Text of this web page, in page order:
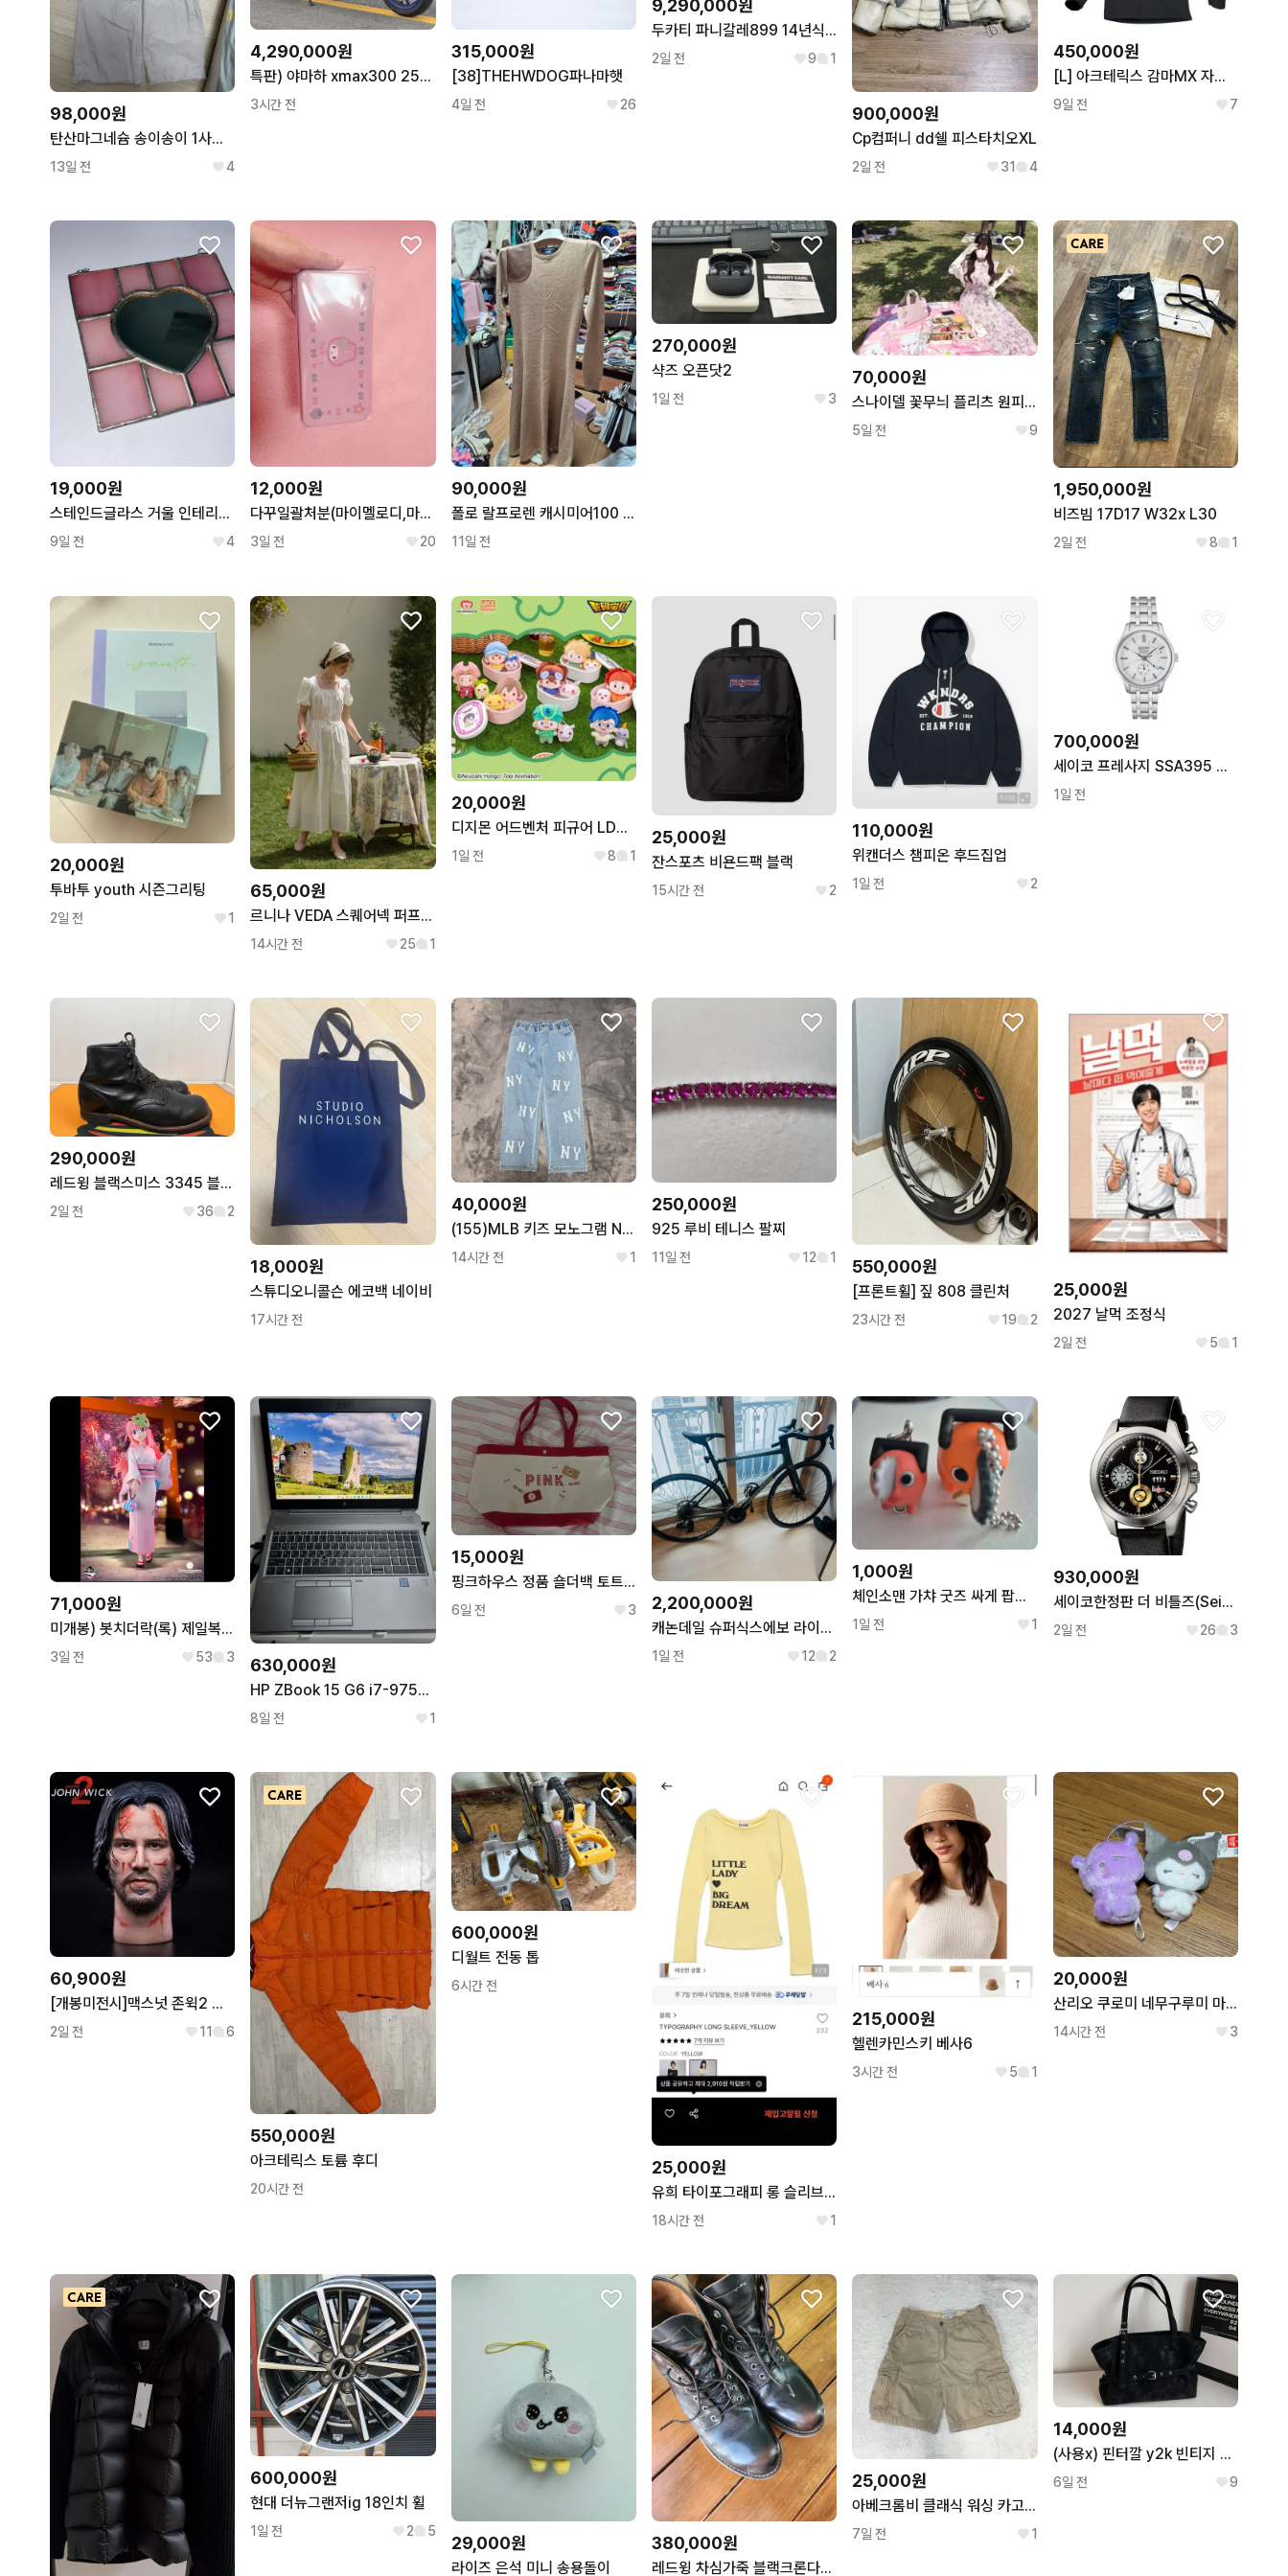
98,000원
탄산마그네슘 송이송이 1사이즈 카고팬츠
13일 전 4
4,290,000원
특판) 야마하 xmax300 25년 3만 배달셋팅 저렴하게 판매합니다
3시간 전
315,000원
[38]THEHWDOG파나마햇
4일 전 26
9,290,000원
두카티 파니갈레899 14년식 올 경정비 완료 차량 판매합니다
2일 전 9 1
900,000원
Cp컴퍼니 dd쉘 피스타치오XL
2일 전 31 4
450,000원
[L] 아크테릭스 감마MX 자켓 블랙 판매합니다
9일 전 7
19,000원
스테인드글라스 거울 인테리어 소품
9일 전 4
12,000원
다꾸일괄처분(마이멜로디,마멜,키티,산리오,필통,파우치,씰스티커,마테
3일 전 20
90,000원
폴로 랄프로렌 캐시미어100 니트 원피스 베이지
11일 전
270,000원
샥즈 오픈닷2
1일 전 3
70,000원
스나이델 꽃무늬 플리츠 원피스 핑크 일본 사이즈 0 스나계
5일 전 9
1,950,000원
비즈빔 17D17 W32x L30
2일 전 8 1
20,000원
투바투 youth 시즌그리팅
2일 전 1
65,000원
르니나 VEDA 스퀘어넥 퍼프 원피스
14시간 전 25 1
20,000원
디지몬 어드벤처 피규어 LDCX 야미박스 도시락 인형 누이
1일 전 8 1
25,000원
잔스포츠 비욘드팩 블랙
15시간 전 2
110,000원
위캔더스 챔피온 후드집업
1일 전 2
700,000원
세이코 프레사지 SSA395 오토매틱 파워리저브
1일 전
290,000원
레드윙 블랙스미스 3345 블랙 D8
2일 전 36 2
18,000원
스튜디오니콜슨 에코백 네이비
17시간 전
40,000원
(155)MLB 키즈 모노그램 NY 데님 팬츠
14시간 전 1
250,000원
925 루비 테니스 팔찌
11일 전 12 1 550,000원
[프론트휠] 짚 808 클린처
23시간 전 19 2
25,000원
2027 날먹 조정식
2일 전 5 1
71,000원
미개봉) 봇치더락(록) 제일복권 쿠지 라스트원상 고토 히토리 피규어
3일 전 53 3 630,000원
HP ZBook 15 G6 i7-9750H / T2000 / 16GB / SSD 512GB / 전문가 워크스테이션
8일 전 1
15,000원
핑크하우스 정품 숄더백 토트백 빈티지 pink house
6일 전 3 2,200,000원
캐논데일 슈퍼식스에보 라이벌이탭 팝니다
1일 전 12 2
1,000원
체인소맨 가챠 굿즈 싸게 팝니다(대롱가챠, 데포피그 피규어 가챠)
1일 전 1
930,000원
세이코한정판 더 비틀즈(Seiko The Beatles)새제품 판매합니다
2일 전 26 3
60,900원
[개봉미전시]맥스넛 존윅2 데미지 헤드 1/6 피규어(핫토이x)
2일 전 11 6
550,000원
아크테릭스 토륨 후디
20시간 전
600,000원
디월트 전동 톱
6시간 전
25,000원
유희 타이포그래피 롱 슬리브 옐로우
18시간 전 1
215,000원
헬렌카민스키 베사6
3시간 전 5 1
20,000원
산리오 쿠로미 네무구루미 마스코트
14시간 전 3
600,000원
현대 더뉴그랜저ig 18인치 휠
1일 전 2 5
29,000원
라이즈 은석 미니 송용돌이
380,000원
레드윙 차심가죽 블랙크론다이크 9870
25,000원
아베크롬비 클래식 워싱 카고쇼츠 만원샵 GG29
7일 전 1
14,000원
(사용x) 핀터깔 y2k 빈티지 감성 버클 벨벳 토트백
6일 전 9